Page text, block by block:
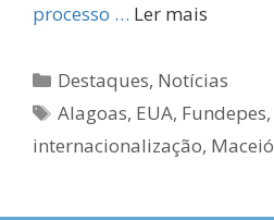
processo … Ler mais
Categorias
Destaques, Notícias
Tags
Alagoas, EUA, Fundepes,
internacionalização, Maceió